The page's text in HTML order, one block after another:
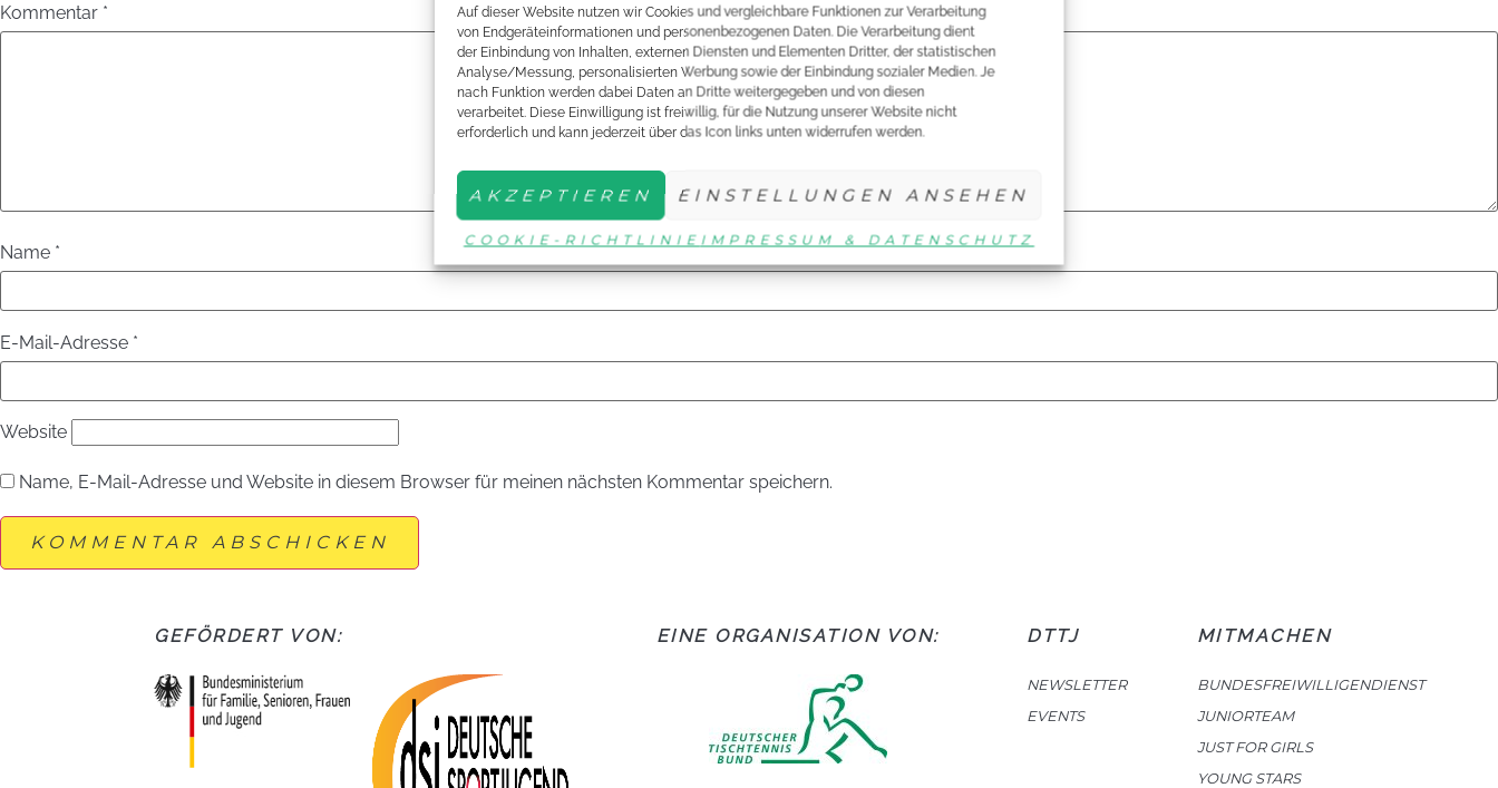
Auf dieser Website nutzen wir Cookies und vergleichbare Funktionen zur Verarbeitung
von Endgeräteinformationen und personenbezogenen Daten. Die Verarbeitung dient
der Einbindung von Inhalten, externen Diensten und Elementen Dritter, der statistischen
Analyse/Messung, personalisierten Werbung sowie der Einbindung sozialer Medien. Je
nach Funktion werden dabei Daten an Dritte weitergegeben und von diesen
verarbeitet. Diese Einwilligung ist freiwillig, für die Nutzung unserer Website nicht
erforderlich und kann jederzeit über das Icon links unten widerrufen werden.
AKZEPTIEREN EINSTELLUNGEN ANSEHEN
COOKIE-RICHTLINIE IMPRESSUM & DATENSCHUTZ
Kommentar *
Name *
E-Mail-Adresse *
Website
Name, E-Mail-Adresse und Website in diesem Browser für meinen nächsten Kommentar speichern.
GEFÖRDERT VON: EINE ORGANISATION VON: DTTJ
NEWSLETTER
EVENTS
MITMACHEN
BUNDESFREIWILLIGENDIENST
JUNIORTEAM
JUST FOR GIRLS
YOUNG STARS